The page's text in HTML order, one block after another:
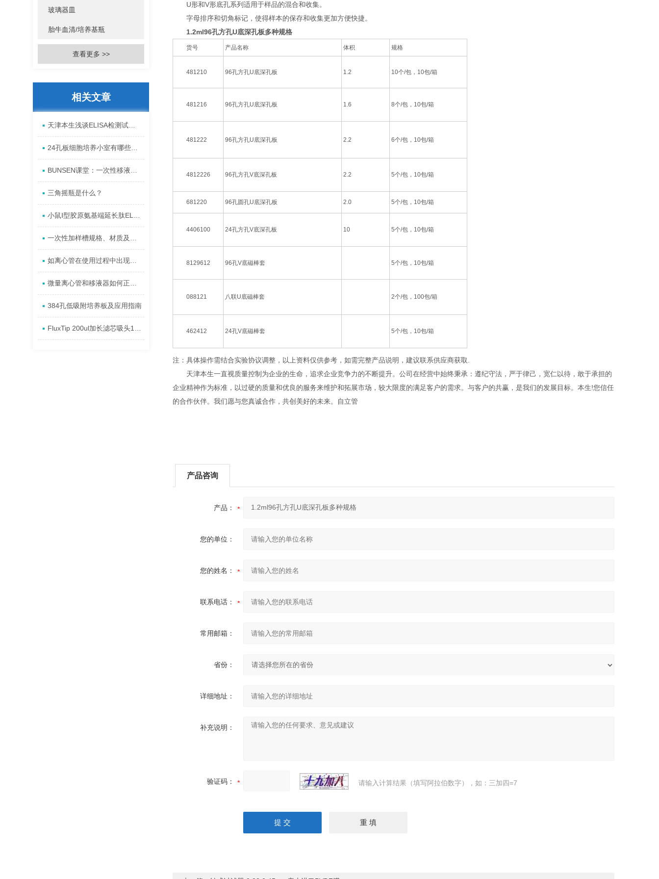
玻璃器皿
胎牛血清/培养基瓶
查看更多 >>
相关文章
三角摇瓶是什么？
384孔低吸附培养板及应用指南
U形和V形底孔系列适用于样品的混合和收集。
字母排序和切角标记，使得样本的保存和收集更加方便快捷。
1.2ml96孔方孔U底深孔板多种规格
货号 产品名称 体积 规格
481210 96孔方孔U底深孔板 1.2 10个/包，10包/箱
481216 96孔方孔U底深孔板 1.6 8个/包，10包/箱
481222 96孔方孔U底深孔板 2.2 6个/包，10包/箱
4812226 96孔方孔V底深孔板 2.2 5个/包，10包/箱
681220 96孔圆孔U底深孔板 2.0 5个/包，10包/箱
4406100 24孔方孔V底深孔板 10 5个/包，10包/箱
8129612 96孔V底磁棒套 5个/包，10包/箱
088121 八联U底磁棒套 2个/包，100包/箱
462412 24孔V底磁棒套 5个/包，10包/箱
注：具体操作需结合实验协议调整，以上资料仅供参考，如需完整产品说明，建议联系供应商获取.
天津本生一直视质量控制为企业的生命，追求企业竞争力的不断提升。公司在经营中始终秉承：遵纪守法，严于律己，宽仁以待，敢于承担的
企业精神作为标准，以过硬的质量和优良的服务来维护和拓展市场，较大限度的满足客户的需求。与客户的共赢，是我们的发展目标。本生!您信任
的合作伙伴。我们愿与您真诚合作，共创美好的未来。自立管
产品咨询
产品：
您的单位：
您的姓名：
联系电话：
常用邮箱：
省份：
详细地址：
补充说明：
验证码： 请输入计算结果（填写阿拉伯数字），如：三加四=7